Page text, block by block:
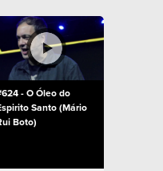
- O Óleo do
Santo (Mário
Boto)